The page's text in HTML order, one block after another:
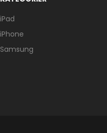
iPad
iPhone
Samsung